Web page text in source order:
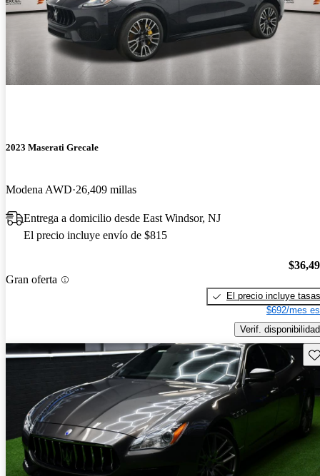
2023 Maserati Grecale
Modena AWD 26,409 millas
Entrega a domicilio desde East Windsor, NJ
El precio incluye envío de $815
Gran oferta
El precio incluye tasas
$692/mes
Verif. disponibilidad